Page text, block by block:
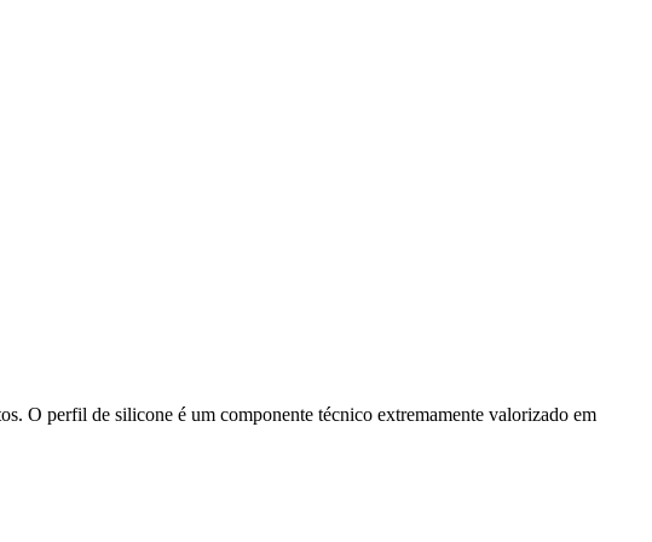
O perfil de silicone é um componente técnico extremamente valorizado em